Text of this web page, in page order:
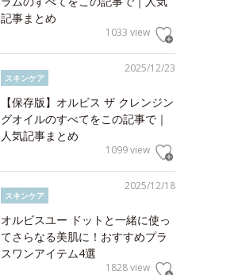
記事まとめ
1033 view
2025/12/23
スキンケア
【保存版】オルビス ザ クレンジン
グオイルのすべてをこの記事で｜
人気記事まとめ
1099 view
2025/12/18
スキンケア
オルビスユー ドットと一緒に使っ
てさらなる美肌に！おすすめプラ
スワンアイテム4選
1828 view